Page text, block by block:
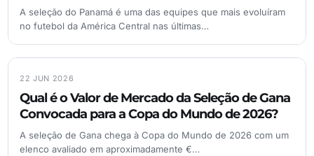
A seleção do Panamá é uma das equipes que mais evoluíram
no futebol da América Central nas últimas…
22 JUN 2026
Qual é o Valor de Mercado da Seleção de Gana
Convocada para a Copa do Mundo de 2026?
A seleção de Gana chega à Copa do Mundo de 2026 com um
elenco avaliado em aproximadamente €…